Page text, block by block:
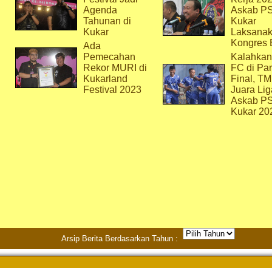
Agenda
Tahunan di
Kukar
Ada
Pemecahan
Rekor MURI di
Kukarland
Festival 2023
Askab
Kukar
Kongres
FC di
Final,
Juara
Askab
Kukar
Arsip Berita Berdasarkan Tahun :